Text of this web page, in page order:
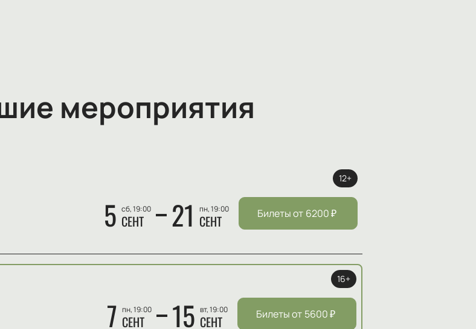
мероприятия
5 сб, 19:00
СЕНТ 21 пн, 19:00
СЕНТ
12+
Билеты от 6200₽
7 пн, 19:00
СЕНТ 15 вт, 19:00
СЕНТ
16+
Билеты от 5600₽